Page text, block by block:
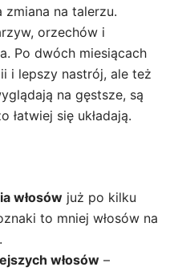
zmiana na talerzu.
orzechów i
Po dwóch miesiącach
i lepszy nastrój, ale też
na gęstsze, są
łatwiej się układają.
włosów już po kilku
to mniej włosów na
włosów –